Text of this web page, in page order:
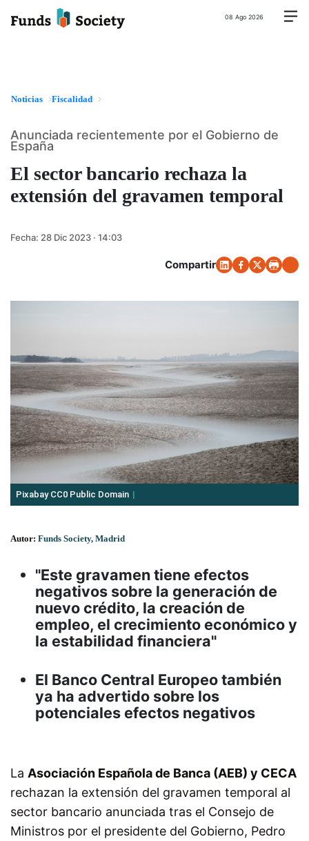
08 Ago 2026
Noticias Fiscalidad
El sector bancario rechaza la
extensión del gravamen temporal
Anunciada recientemente por el Gobierno de
España
Fecha: 28 Dic 2023 · 14:03
Compartir
Pixabay CC0 Public Domain
Autor: Funds Society, Madrid
"Este gravamen tiene efectos
negativos sobre la generación de
nuevo crédito, la creación de
empleo, el crecimiento económico y
la estabilidad financiera"
El Banco Central Europeo también
ya ha advertido sobre los
potenciales efectos negativos
La Asociación Española de Banca (AEB) y CECA
rechazan la extensión del gravamen temporal al
sector bancario anunciada tras el Consejo de
Ministros por el presidente del Gobierno, Pedro